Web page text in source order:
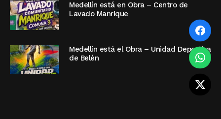
Medellín está en Obra – Centro de
Lavado Manrique
Medellín está el Obra – Unidad Deportiva
de Belén